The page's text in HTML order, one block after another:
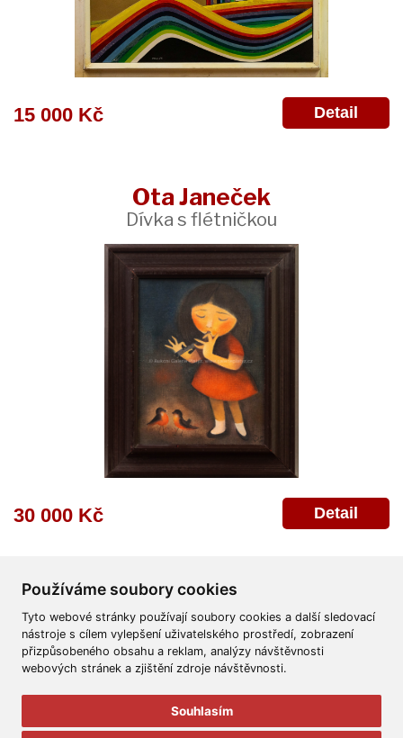
Používáme soubory cookies
Tyto webové stránky používají soubory cookies a další sledovací
nástroje s cílem vylepšení uživatelského prostředí, zobrazení
přizpůsobeného obsahu a reklam, analýzy návštěvnosti
webových stránek a zjištění zdroje návštěvnosti.
Souhlasím
15 000 Kč Detail
Ota Janeček
Dívka s flétničkou
30 000 Kč Detail
Všeobecné obchodní podmínky Reklamační řád
Ochrana osobních údajů